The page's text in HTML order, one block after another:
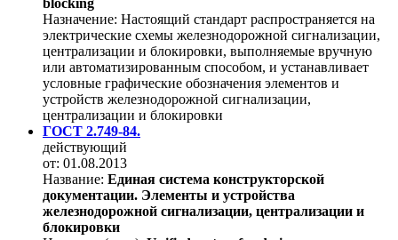
Назначение: Настоящий стандарт распространяется на
электрические схемы железнодорожной сигнализации,
централизации и блокировки, выполняемые вручную
или автоматизированным способом, и устанавливает
условные графические обозначения элементов и
устройств железнодорожной сигнализации,
централизации и блокировки
ГОСТ 2.749-84.
действующий
от: 01.08.2013
Название: Единая система конструкторской
документации. Элементы и устройства
железнодорожной сигнализации, централизации и
блокировки